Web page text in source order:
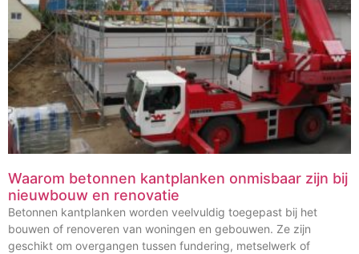
Waarom betonnen kantplanken onmisbaar zijn bij
nieuwbouw en renovatie
Betonnen kantplanken worden veelvuldig toegepast bij het
bouwen of renoveren van woningen en gebouwen. Ze zijn
geschikt om overgangen tussen fundering, metselwerk of